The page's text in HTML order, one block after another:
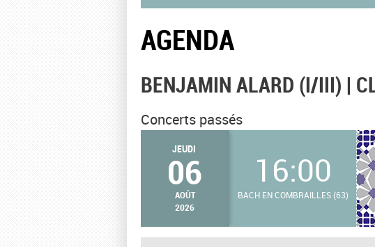
AGENDA
BENJAMIN ALARD (I/III) |
Concerts passés
JEUDI
06
AOÛT
2026
16:00
BACH EN COMBRAILLES (63)